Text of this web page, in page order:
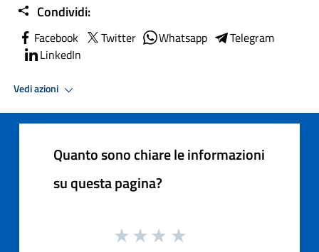
Condividi:
Facebook Twitter Whatsapp
Telegram
LinkedIn
Vedi azioni
Quanto sono chiare le informazioni
su questa pagina?